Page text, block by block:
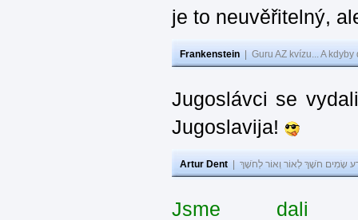
je to neuvěřitelný,
Frankenstein Guru AZ kvízu... A
Jugoslávci se
Jugoslavija!
Artur Dent שָׂמִים חֹשֶׁךְ לְאוֹר וְאוֹר לְחֹשֶׁךְ
Jsme dali